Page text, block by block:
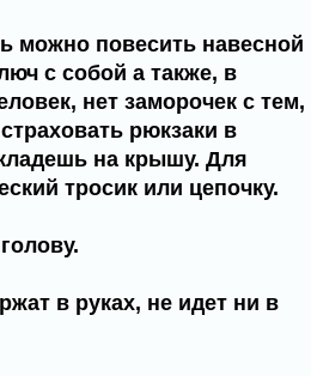
можно повесить навесной
с собой а также, в
нет заморочек с тем,
рюкзаки в
на крышу. Для
тросик или цепочку.
в руках, не идет ни в